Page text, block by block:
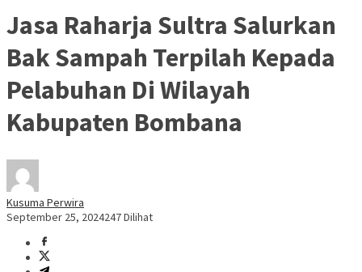
Jasa Raharja Sultra Salurkan
Bak Sampah Terpilah Kepada
Pelabuhan Di Wilayah
Kabupaten Bombana
Kusuma Perwira
September 25, 2024247 Dilihat